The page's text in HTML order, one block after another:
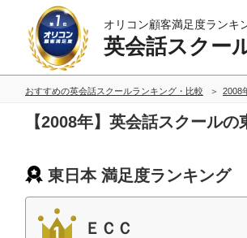
オリコン顧客満足度ランキ
英会話スクー
おすすめの英会話スクールランキング・比較 2008
【2008年】英会話スクール
東日本 満足度ランキング
ＥＣＣ